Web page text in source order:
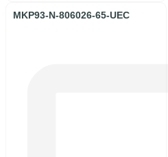
MKP93-N-806026-65-UEC